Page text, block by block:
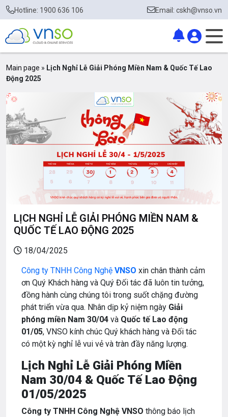
Hotline: 1900 636 106 Email: cskh@vnso.vn
Main page » Lịch Nghỉ Lễ Giải Phóng Miền Nam & Quốc Tế Lao
Động 2025
LỊCH NGHỈ LỄ GIẢI PHÓNG MIỀN NAM &
QUỐC TẾ LAO ĐỘNG 2025
18/04/2025
Công ty TNHH Công Nghệ VNSO xin chân thành cảm
ơn Quý Khách hàng và Quý Đối tác đã luôn tin tưởng,
đồng hành cùng chúng tôi trong suốt chặng đường
phát triển vừa qua. Nhân dịp kỷ niệm ngày Giải
phóng miền Nam 30/04 và Quốc tế Lao động
01/05, VNSO kính chúc Quý khách hàng và Đối tác
có một kỳ nghỉ lễ vui vẻ và tràn đầy năng lượng.
Lịch Nghỉ Lễ Giải Phóng Miền
Nam 30/04 & Quốc Tế Lao Động
01/05/2025
Công ty TNHH Công Nghệ VNSO thông báo lịch